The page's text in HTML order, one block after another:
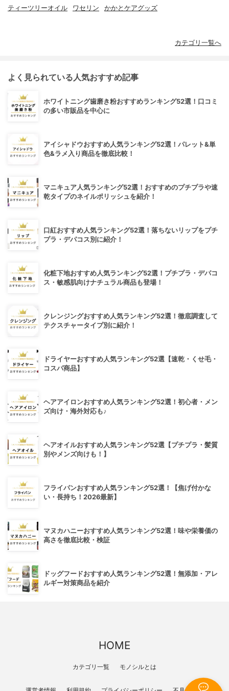
ティーツリーオイル ワセリン かかとケアグッズ
カテゴリ一覧へ
よく見られている人気おすすめ記事
ホワイトニング歯磨き粉おすすめランキング52選！口コミ
の多い市販品を中心に
アイシャドウおすすめ人気ランキング52選！パレット&単
色&ラメ入り商品を徹底比較！
マニキュア人気ランキング52選！おすすめのプチプラや速
乾タイプのネイルポリッシュを紹介！
口紅おすすめ人気ランキング52選！落ちないリップをプチ
プラ・デパコス別に紹介！
化粧下地おすすめ人気ランキング52選！プチプラ・デパコ
ス・敏感肌向けナチュラル商品も登場！
クレンジングおすすめ人気ランキング52選！徹底調査して
テクスチャータイプ別に紹介！
ドライヤーおすすめ人気ランキング52選【速乾・くせ毛・
コスパ商品】
ヘアアイロンおすすめ人気ランキング52選！初心者・メン
ズ向け・海外対応も♪
ヘアオイルおすすめ人気ランキング52選【プチプラ・髪質
別やメンズ向けも！】
フライパンおすすめ人気ランキング52選！【焦げ付かな
い・長持ち！2026最新】
マヌカハニーおすすめ人気ランキング52選！味や栄養価の
高さを徹底比較・検証
ドッグフードおすすめ人気ランキング52選！無添加・アレ
ルギー対策商品を紹介
HOME
カテゴリ一覧 モノシルとは